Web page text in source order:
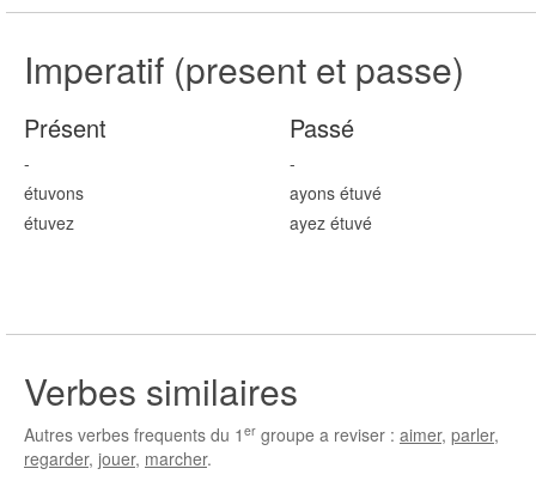
Imperatif (present et passe)
Présent
-
étuvons
étuvez
Passé
-
ayons étuvé
ayez étuvé
Verbes similaires
Autres verbes frequents du 1 er groupe a reviser : aimer, parler,
regarder, jouer, marcher.